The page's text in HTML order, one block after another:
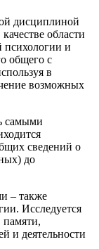
дисциплиной
области
психологии и
общего с
в
возможных
самыми
сведений о
до
– также
Исследуется
памяти,
и деятельности